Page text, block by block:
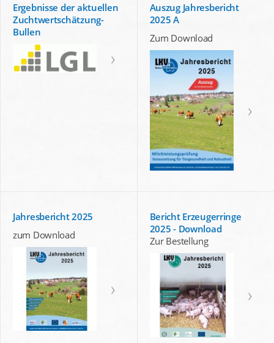
Ergebnisse der aktuellen
Zuchtwertschätzung-
Bullen
Auszug Jahresbericht
2025 A
Zum Download
Jahresbericht 2025
zum Download
Bericht Erzeugerringe
2025 - Download
Zur Bestellung